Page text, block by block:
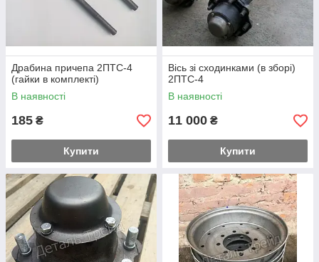
Драбина причепа 2ПТС-4
(гайки в комплекті)
В наявності
185 ₴
Купити
Вісь зі сходинками (в зборі)
2ПТС-4
В наявності
11 000 ₴
Купити